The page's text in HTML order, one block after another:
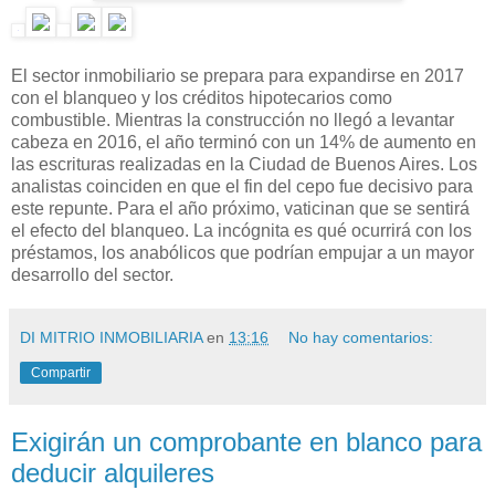
El sector inmobiliario se prepara para expandirse en 2017
con el blanqueo y los créditos hipotecarios como
combustible. Mientras la construcción no llegó a levantar
cabeza en 2016, el año terminó con un 14% de aumento en
las escrituras realizadas en la Ciudad de Buenos Aires. Los
analistas coinciden en que el fin del cepo fue decisivo para
este repunte. Para el año próximo, vaticinan que se sentirá
el efecto del blanqueo. La incógnita es qué ocurrirá con los
préstamos, los anabólicos que podrían empujar a un mayor
desarrollo del sector.
DI MITRIO INMOBILIARIA en 13:16 No hay comentarios:
Compartir
Exigirán un comprobante en blanco para
deducir alquileres